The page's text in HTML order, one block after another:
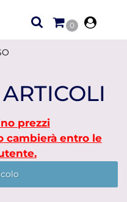
0
prezzi
cambierà entro le